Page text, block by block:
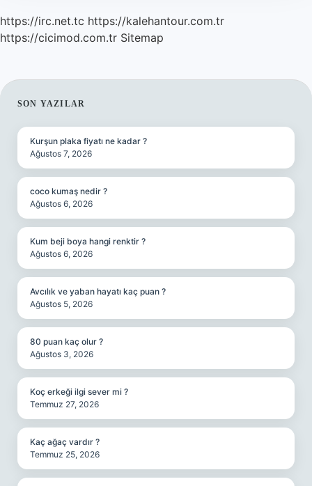
https://irc.net.tc https://kalehantour.com.tr
https://cicimod.com.tr Sitemap
SIDEBAR
SON YAZILAR
Kurşun plaka fiyatı ne kadar ?
Ağustos 7, 2026
coco kumaş nedir ?
Ağustos 6, 2026
Kum beji boya hangi renktir ?
Ağustos 6, 2026
Avcılık ve yaban hayatı kaç puan ?
Ağustos 5, 2026
80 puan kaç olur ?
Ağustos 3, 2026
Koç erkeği ilgi sever mi ?
Temmuz 27, 2026
Kaç ağaç vardır ?
Temmuz 25, 2026